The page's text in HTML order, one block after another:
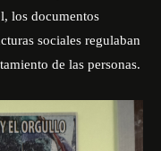
los documentos
sociales regulaban
de las personas.